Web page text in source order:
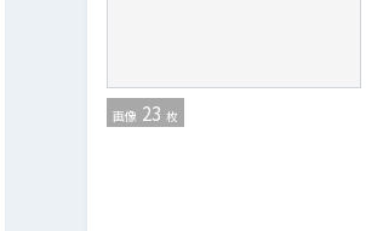
画像 23 枚